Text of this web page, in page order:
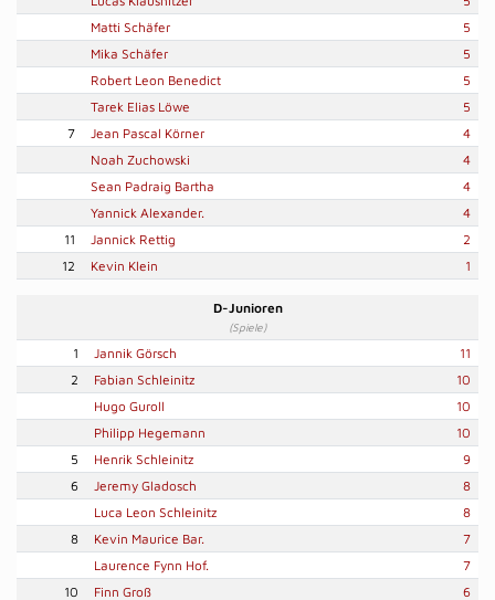
Matti Schäfer
5
Mika Schäfer
5
Robert Leon Benedict
5
Tarek Elias Löwe
5
7
Jean Pascal Körner
4
Noah Zuchowski
4
Sean Padraig Bartha
4
Yannick Alexander.
4
11
Jannick Rettig
2
12
Kevin Klein 1
D-Junioren
(Spiele)
1 Jannik Görsch
11
2
Fabian Schleinitz
10
Hugo Guroll
10
Philipp Hegemann
10
5
Henrik Schleinitz
9
6
Jeremy Gladosch
8
Luca Leon Schleinitz
8
8
Kevin Maurice Bar.
7
Laurence Fynn Hof.
7
10
Finn Groß
6